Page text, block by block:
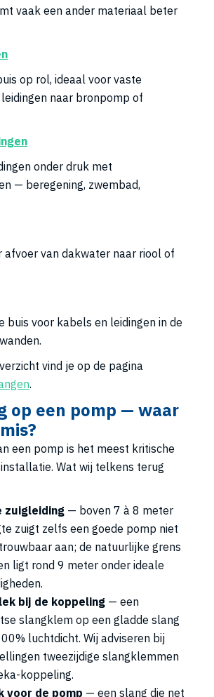
vaak een ander materiaal beter
op rol, ideaal voor vaste
naar bronpomp of
onder druk met
— beregening, zwembad,
afvoer van dakwater naar riool of
buis voor kabels en leidingen in de
vind je op de pagina
.
op een pomp — waar
een pomp is het meest kritische
Wat wij telkens terug
zuigleiding — boven 7 à 8 meter
zuigt zelfs een goede pomp niet
aan; de natuurlijke grens
ligt rond 9 meter onder ideale
bij de koppeling — een
slangklem op een gladde slang
luchtdicht. Wij adviseren bij
tweezijdige slangklemmen
koppeling.
voor de pomp — een slang die net